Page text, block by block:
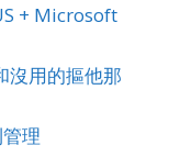
+ Microsoft
沒用的摳他那
理